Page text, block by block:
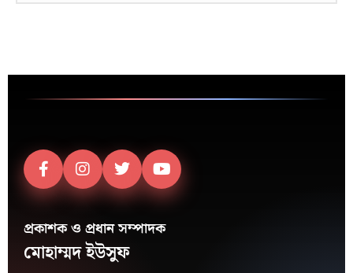
প্রকাশক ও প্রধান সম্পাদক
মোহাম্মদ ইউসুফ